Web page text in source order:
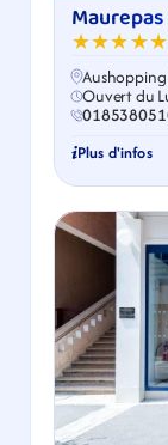
Maurepas
★★★★★
Ouvert du
Plus d'infos